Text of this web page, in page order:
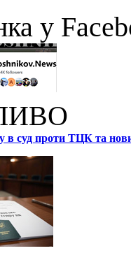
у
в суд проти ТЦК та